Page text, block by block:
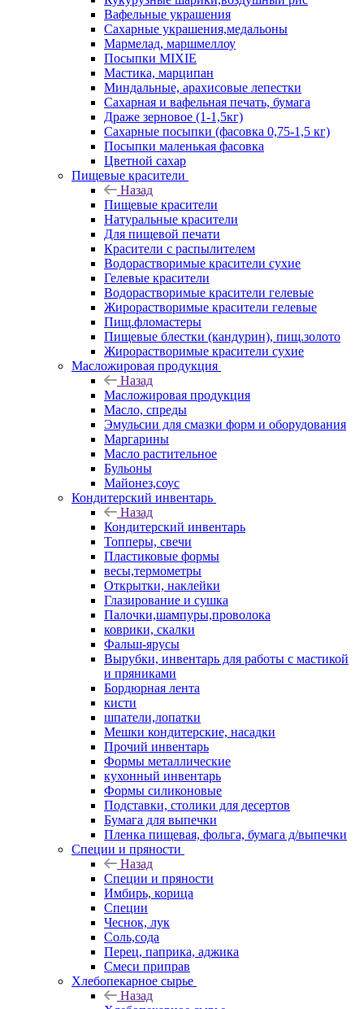
Вафельные украшения
Сахарные украшения,медальоны
Мармелад, маршмеллоу
Посыпки MIXIE
Мастика, марципан
Миндальные, арахисовые лепестки
Сахарная и вафельная печать, бумага
Драже зерновое (1-1,5кг)
Сахарные посыпки (фасовка 0,75-1,5 кг)
Посыпки маленькая фасовка
Цветной сахар
Пищевые красители
Назад
Пищевые красители
Натуральные красители
Для пищевой печати
Красители с распылителем
Водорастворимые красители сухие
Гелевые красители
Водорастворимые красители гелевые
Жирорастворимые красители гелевые
Пищ.фломастеры
Пищевые блестки (кандурин), пищ.золото
Жирорастворимые красители сухие
Масложировая продукция
Назад
Масложировая продукция
Масло, спреды
Эмульсии для смазки форм и оборудования
Маргарины
Масло растительное
Бульоны
Майонез,соус
Кондитерский инвентарь
Назад
Кондитерский инвентарь
Топперы, свечи
Пластиковые формы
весы,термометры
Открытки, наклейки
Глазирование и сушка
Палочки,шампуры,проволока
коврики, скалки
Фальш-ярусы
Вырубки, инвентарь для работы с мастикой
и пряниками
Бордюрная лента
кисти
шпатели,лопатки
Мешки кондитерские, насадки
Прочий инвентарь
Формы металлические
кухонный инвентарь
Формы силиконовые
Подставки, столики для десертов
Бумага для выпечки
Пленка пищевая, фольга, бумага д/выпечки
Специи и пряности
Назад
Специи и пряности
Имбирь, корица
Специи
Чеснок, лук
Соль,сода
Перец, паприка, аджика
Смеси приправ
Хлебопекарное сырье
Назад